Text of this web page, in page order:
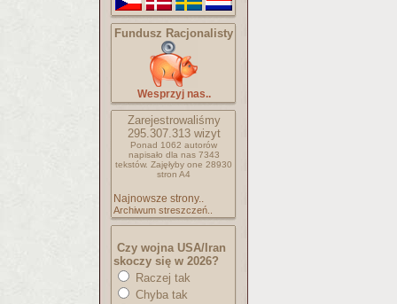
Fundusz Racjonalisty
Wesprzyj nas..
Zarejestrowaliśmy
295.307.313wizyt
Ponad 1062 autorów
napisało dla nas 7343
tekstów. Zajęłyby one 28930
stron A4
Najnowsze strony..
Archiwum streszczeń..
Czy wojna USA/Iran
skoczy się w 2026?
Raczej tak
Chyba tak